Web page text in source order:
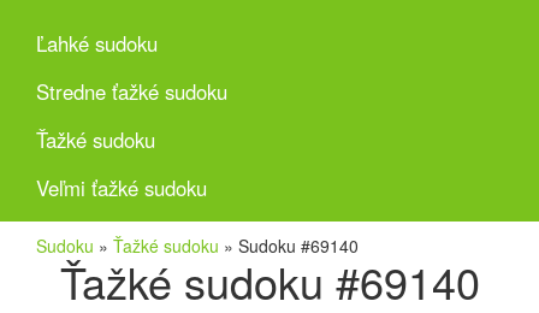
Ľahké sudoku
Stredne ťažké sudoku
Ťažké sudoku
Veľmi ťažké sudoku
Sudoku » Ťažké sudoku » Sudoku #69140
Ťažké sudoku #69140